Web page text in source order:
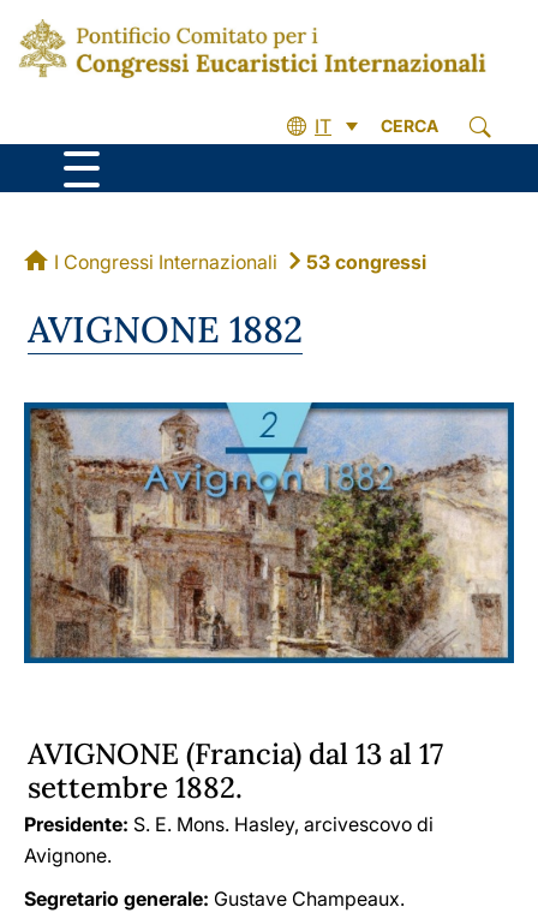
IT CERCA
I Congressi Internazionali 53 congressi
AVIGNONE 1882
AVIGNONE (Francia) dal 13 al 17
settembre 1882.
Presidente: S. E. Mons. Hasley, arcivescovo di
Avignone.
Segretario generale: Gustave Champeaux.